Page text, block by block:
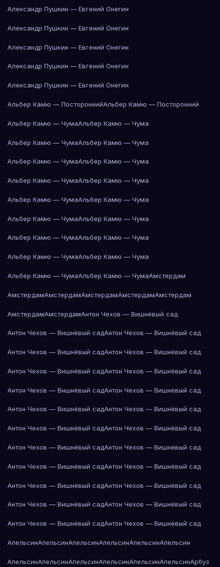
Александр Пушкин — Евгений Онегин
Александр Пушкин — Евгений Онегин
Александр Пушкин — Евгений Онегин
Александр Пушкин — Евгений Онегин
Александр Пушкин — Евгений Онегин
Альбер Камю — ПостороннийАльбер Камю — Посторонний
Альбер Камю — ЧумаАльбер Камю — Чума
Альбер Камю — ЧумаАльбер Камю — Чума
Альбер Камю — ЧумаАльбер Камю — Чума
Альбер Камю — ЧумаАльбер Камю — Чума
Альбер Камю — ЧумаАльбер Камю — Чума
Альбер Камю — ЧумаАльбер Камю — Чума
Альбер Камю — ЧумаАльбер Камю — Чума
Альбер Камю — ЧумаАльбер Камю — Чума
Альбер Камю — ЧумаАльбер Камю — ЧумаАмстердам
АмстердамАмстердамАмстердамАмстердамАмстердам
АмстердамАмстердамАнтон Чехов — Вишнёвый сад
Антон Чехов — Вишнёвый садАнтон Чехов — Вишнёвый сад
Антон Чехов — Вишнёвый садАнтон Чехов — Вишнёвый сад
Антон Чехов — Вишнёвый садАнтон Чехов — Вишнёвый сад
Антон Чехов — Вишнёвый садАнтон Чехов — Вишнёвый сад
Антон Чехов — Вишнёвый садАнтон Чехов — Вишнёвый сад
Антон Чехов — Вишнёвый садАнтон Чехов — Вишнёвый сад
Антон Чехов — Вишнёвый садАнтон Чехов — Вишнёвый сад
Антон Чехов — Вишнёвый садАнтон Чехов — Вишнёвый сад
Антон Чехов — Вишнёвый садАнтон Чехов — Вишнёвый сад
Антон Чехов — Вишнёвый садАнтон Чехов — Вишнёвый сад
Антон Чехов — Вишнёвый садАнтон Чехов — Вишнёвый сад
АпельсинАпельсинАпельсинАпельсинАпельсинАпельсин
АпельсинАпельсинАпельсинАпельсинАпельсинАпельсинАрбуз